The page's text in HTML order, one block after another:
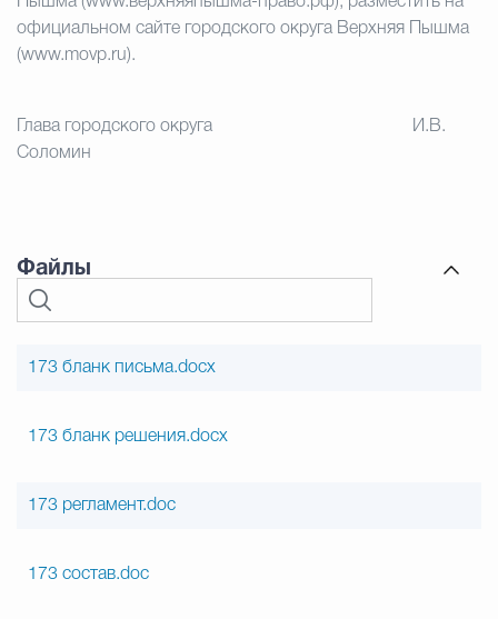
официальном сайте городского округа Верхняя Пышма
(www.movp.ru).
Глава городского округа
И.В.
Соломин
Файлы
173 бланк письма.docx
173 бланк решения.docx
173 регламент.doc
173 состав.doc